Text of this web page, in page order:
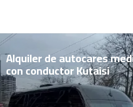
Alquiler de autocares
con conductor Kutaisi